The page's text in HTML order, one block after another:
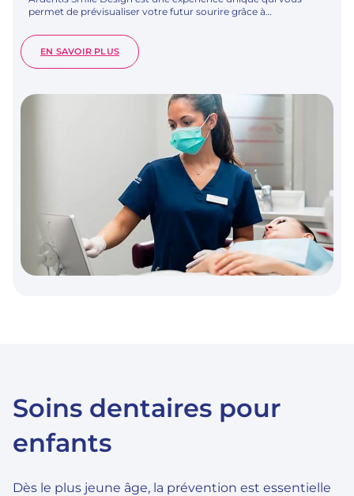
permet de prévisualiser votre futur sourire grâce à…
EN SAVOIR PLUS:
ARDENTIS
Soins dentaires pour
enfants
Dès le plus jeune âge, la prévention est essentielle